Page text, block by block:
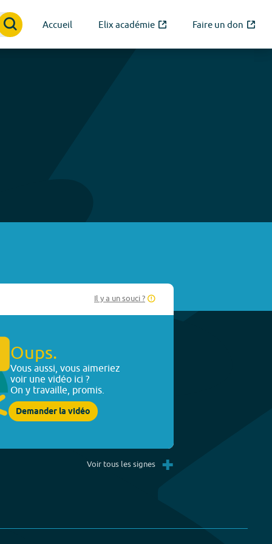
Accueil Elix académie Faire un don
Il y a un souci ?
Oups.
Vous aussi, vous aimeriez
voir une vidéo ici ?
On y travaille, promis.
Demander la vidéo
Voir tous les signes +